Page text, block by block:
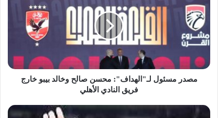
مصدر مسئول لـ"الهداف": محسن صالح وخالد بيبو خارج
فريق النادي الأهلي